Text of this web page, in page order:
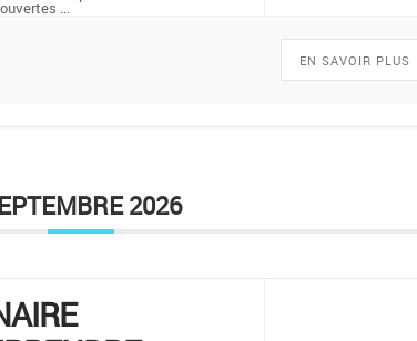
...
EN SAVOIR PLUS
2026